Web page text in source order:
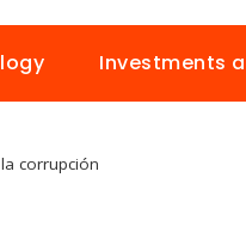
Investments
corrupción